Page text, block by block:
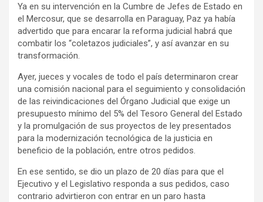
e
r
t
i
s
e
m
e
n
t
Ya en su intervención en la Cumbre de Jefes de Estado en
el Mercosur, que se desarrolla en Paraguay, Paz ya había
advertido que para encarar la reforma judicial habrá que
combatir los “coletazos judiciales”, y así avanzar en su
transformación.
Ayer, jueces y vocales de todo el país determinaron crear
una comisión nacional para el seguimiento y consolidación
de las reivindicaciones del Órgano Judicial que exige un
presupuesto mínimo del 5% del Tesoro General del Estado
y la promulgación de sus proyectos de ley presentados
para la modernización tecnológica de la justicia en
beneficio de la población, entre otros pedidos.
En ese sentido, se dio un plazo de 20 días para que el
Ejecutivo y el Legislativo responda a sus pedidos, caso
contrario advirtieron con entrar en un paro hasta